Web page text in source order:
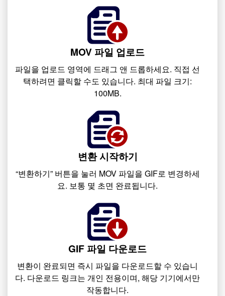
MOV 파일 업로드
파일을 업로드 영역에 드래그 앤 드롭하세요. 직접 선
택하려면 클릭할 수도 있습니다. 최대 파일 크기:
100MB.
변환 시작하기
“변환하기” 버튼을 눌러 MOV 파일을 GIF로 변경하세
요. 보통 몇 초면 완료됩니다.
GIF 파일 다운로드
변환이 완료되면 즉시 파일을 다운로드할 수 있습니
다. 다운로드 링크는 개인 전용이며, 해당 기기에서만
작동합니다.